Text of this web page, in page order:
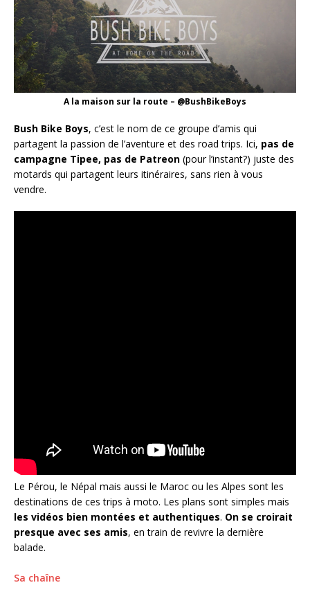
A la maison sur la route – @BushBikeBoys
Bush Bike Boys, c’est le nom de ce groupe d’amis qui
partagent la passion de l’aventure et des road trips. Ici, pas de
campagne Tipee, pas de Patreon (pour l’instant?) juste des
motards qui partagent leurs itinéraires, sans rien à vous
vendre.
Le Pérou, le Népal mais aussi le Maroc ou les Alpes sont les
destinations de ces trips à moto. Les plans sont simples mais
les vidéos bien montées et authentiques. On se croirait
presque avec ses amis, en train de revivre la dernière
balade.
Sa chaîne